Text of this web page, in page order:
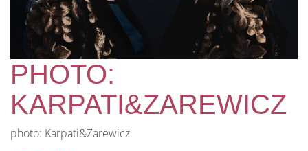
PHOTO:
KARPATI&ZAREWICZ
photo: Karpati&Zarewicz